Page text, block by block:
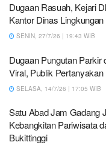
Dugaan Rasuah, Kejari
Kantor Dinas
SENIN, 27/7/26 | 19:43 WIB
Dugaan Pungutan
Viral, Publik
SELASA, 14/7/26 | 17:05 WIB
Satu Abad Jam Gadang
Kebangkitan Pariwisata
Bukittinggi